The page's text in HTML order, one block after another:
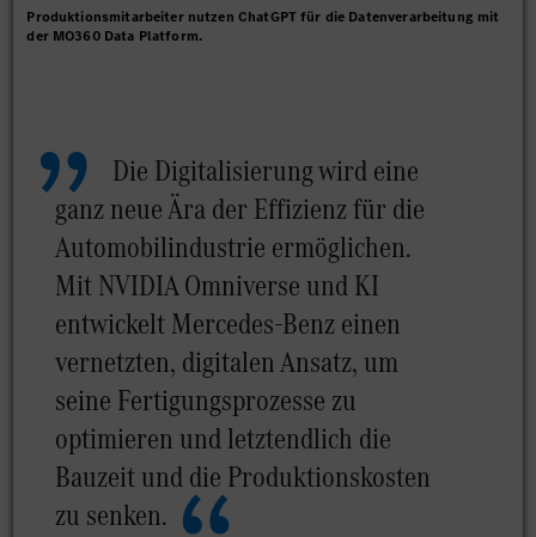
Produktionsmitarbeiter nutzen ChatGPT für die Datenverarbeitung mit
der MO360 Data Platform.
Die Digitalisierung wird eine
ganz neue Ära der Effizienz für die
Automobilindustrie ermöglichen.
Mit NVIDIA Omniverse und KI
entwickelt Mercedes-Benz einen
vernetzten, digitalen Ansatz, um
seine Fertigungsprozesse zu
optimieren und letztendlich die
Bauzeit und die Produktionskosten
zu senken.